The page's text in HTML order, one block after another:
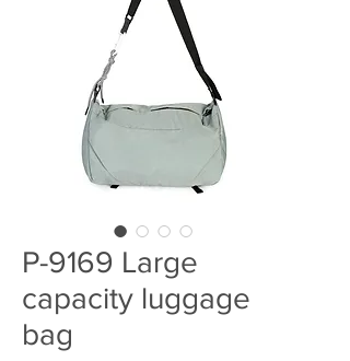
P-9169 Large
capacity luggage
bag